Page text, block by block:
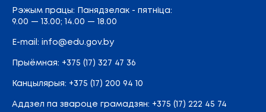
Рэжым працы: Панядзелак - пятніца:
9.00 — 13.00; 14.00 — 18.00
E-mail: info@edu.gov.by
Прыёмная: +375 (17) 327 47 36
Канцылярыя: +375 (17) 200 94 10
Аддзел па звароце грамадзян: +375 (17) 222 45 74